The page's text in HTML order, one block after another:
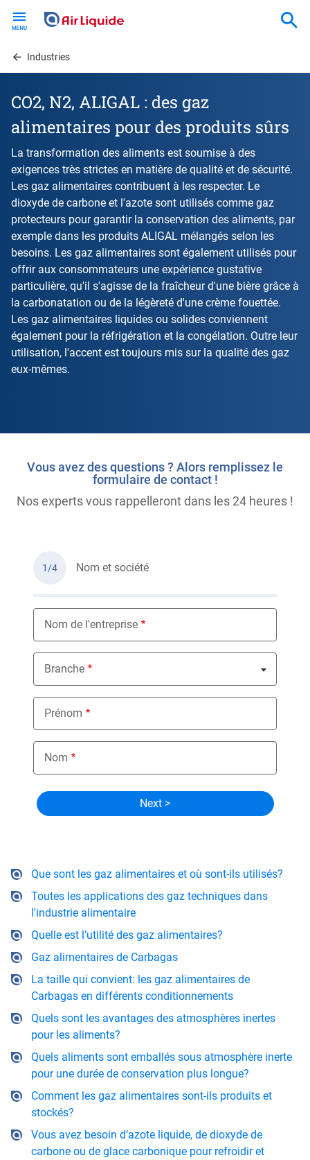
contentIndustries
CO2, N2, ALIGAL : des gaz
alimentaires pour des produits sûrs
La transformation des aliments est soumise à des
exigences très strictes en matière de qualité et de sécurité.
Les gaz alimentaires contribuent à les respecter. Le
dioxyde de carbone et l'azote sont utilisés comme gaz
protecteurs pour garantir la conservation des aliments, par
exemple dans les produits ALIGAL mélangés selon les
besoins. Les gaz alimentaires sont également utilisés pour
offrir aux consommateurs une expérience gustative
particulière, qu'il s'agisse de la fraîcheur d'une bière grâce à
la carbonatation ou de la légèreté d'une crème fouettée.
Les gaz alimentaires liquides ou solides conviennent
également pour la réfrigération et la congélation. Outre leur
utilisation, l'accent est toujours mis sur la qualité des gaz
eux-mêmes.
Que sont les gaz alimentaires et où sont-ils utilisés?
Toutes les applications des gaz techniques dans
l'industrie alimentaire
Quelle est l’utilité des gaz alimentaires?
Gaz alimentaires de Carbagas
La taille qui convient: les gaz alimentaires de
Carbagas en différents conditionnements
Quels sont les avantages des atmosphères inertes
pour les aliments?
Quels aliments sont emballés sous atmosphère inerte
pour une durée de conservation plus longue?
Comment les gaz alimentaires sont-ils produits et
stockés?
Vous avez besoin d’azote liquide, de dioxyde de
carbone ou de glace carbonique pour refroidir et
Vous avez des questions ? Alors remplissez le
formulaire de contact !
Nos experts vous rappelleront dans les 24 heures !
1/4 Nom et société
Nom de l'entreprise
Branche
Nothing selected
Prénom
Nom